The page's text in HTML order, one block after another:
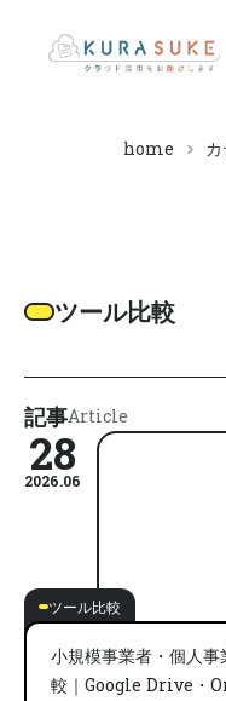
home
ツール比較
記事Article
28
2026.06
ツール比較
小規模事業者・個人
較｜Google Drive・